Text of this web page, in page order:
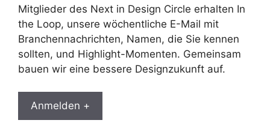
Mitglieder des Next in Design Circle erhalten In
the Loop, unsere wöchentliche E-Mail mit
Branchennachrichten, Namen, die Sie kennen
sollten, und Highlight-Momenten. Gemeinsam
bauen wir eine bessere Designzukunft auf.
Anmelden +